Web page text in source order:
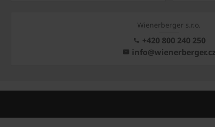
Wienerberger s.r.o.
+420 800 240 250
info@wienerberger.cz